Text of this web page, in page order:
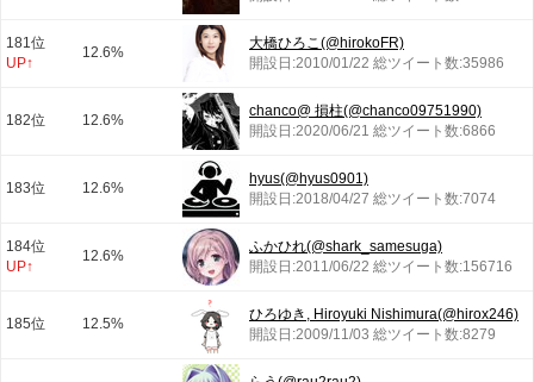
181位
UP↑
12.6%
大橋ひろこ(@hirokoFR)
開設日:2010/01/22 総ツイート数:35986
182位 12.6%
chanco@ 損柱(@chanco09751990)
開設日:2020/06/21 総ツイート数:6866
183位 12.6%
hyus(@hyus0901)
開設日:2018/04/27 総ツイート数:7074
184位
UP↑
12.6%
ふかひれ(@shark_samesuga)
開設日:2011/06/22 総ツイート数:156716
185位 12.5%
ひろゆき, Hiroyuki Nishimura(@hirox246)
開設日:2009/11/03 総ツイート数:8279